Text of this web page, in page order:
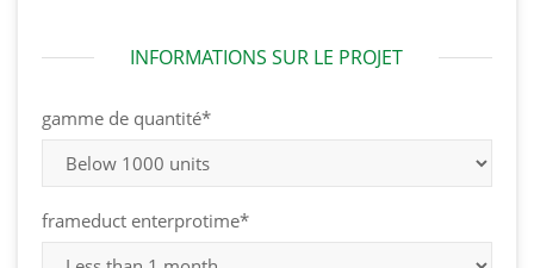
INFORMATIONS SUR LE PROJET
gamme de quantité*
frameduct enterprotime*